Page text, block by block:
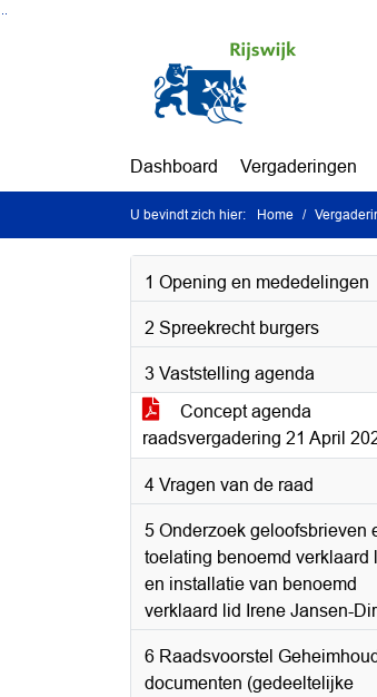
Dashboard Vergaderingen
U bevindt zich hier: Home
1 Opening en mededelingen
2 Spreekrecht burgers
3 Vaststelling agenda
Concept agenda
raadsvergadering 21 April
4 Vragen van de raad
5 Onderzoek geloofsbrieven
toelating benoemd verklaard
en installatie van benoemd
verklaard lid Irene Jansen-
6 Raadsvoorstel
documenten (gedeeltelijke